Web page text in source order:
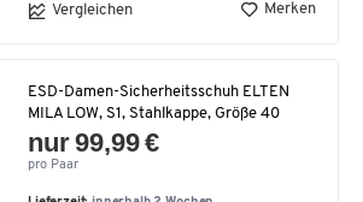
Vergleichen Merken
ESD-Damen-Sicherheitsschuh ELTEN
MILA LOW, S1, Stahlkappe, Größe 40
nur 99,99 €
pro Paar